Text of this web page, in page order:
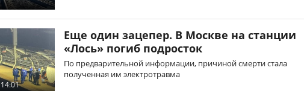
Еще один зацепер. В Москве на станции
«Лось» погиб подросток
По предварительной информации, причиной смерти стала
полученная им электротравма